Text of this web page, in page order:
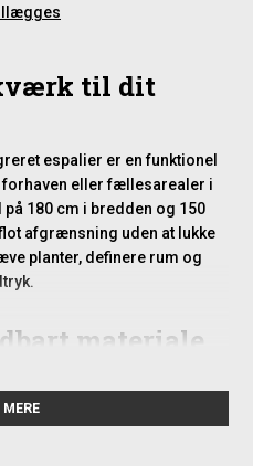
til dit
espalier er en funktionel
eller fællesarealer i
180 cm i bredden og 150
afgrænsning uden at lukke
planter, definere rum og
materiale
og kræver derfor
beskyttelse. Det PVC-
MERE